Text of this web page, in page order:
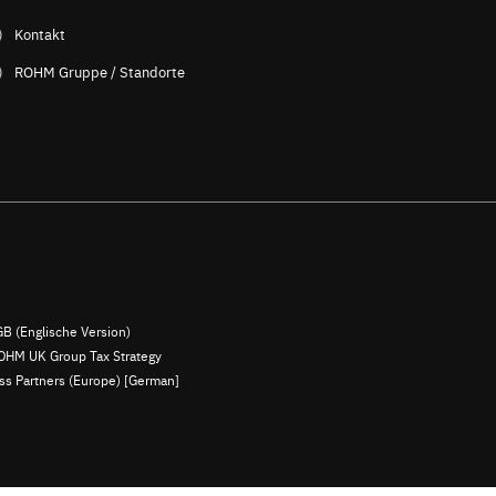
Kontakt
ROHM Gruppe / Standorte
(Englische Version)
UK Group Tax Strategy
Partners (Europe) [German]